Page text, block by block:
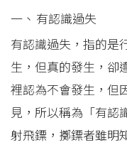
有認識過失
有認識過失，指的是
生，但真的發生，卻
裡認為不會發生，但
見，所以稱為「有認
射飛鏢，擲鏢者雖明